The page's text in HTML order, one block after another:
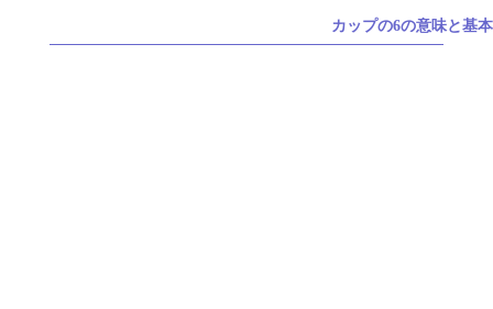
カップの6の意味と基本